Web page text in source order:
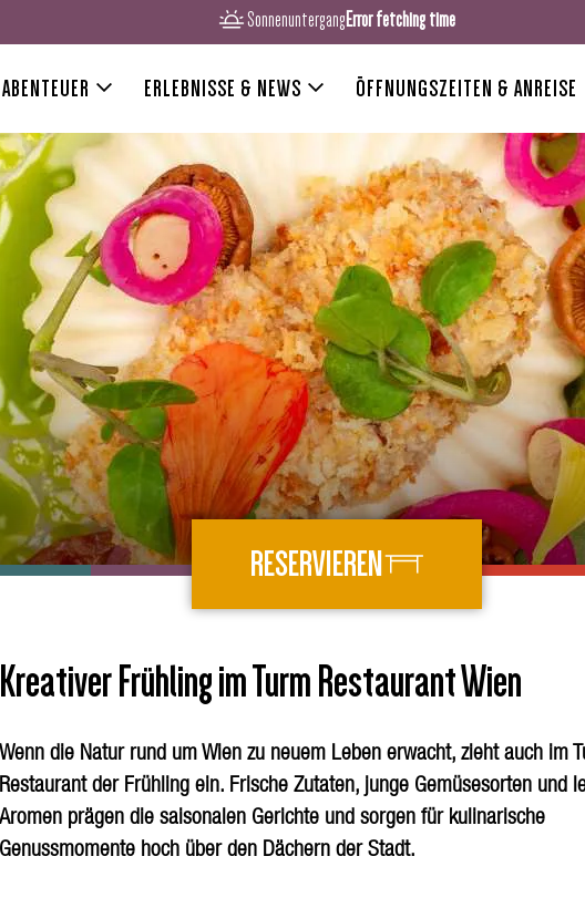
SonnenuntergangError fetching time
ERLEBNISSE & NEWS ÖFFNUNGSZEITEN & ANREISE
RESERVIEREN
Kreativer Frühling im Turm Restaurant Wien
Wenn die Natur rund um Wien zu neuem Leben erwacht, zieht auch im
Restaurant der Frühling ein. Frische Zutaten, junge Gemüsesorten und
Aromen prägen die saisonalen Gerichte und sorgen für kulinarische
Genussmomente hoch über den Dächern der Stadt.